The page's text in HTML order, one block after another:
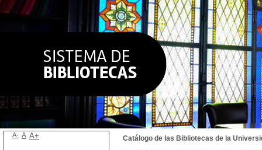
Catálogo de las Bibliotecas de la
A- A A+